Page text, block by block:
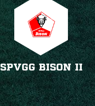
SPVGG BISON II